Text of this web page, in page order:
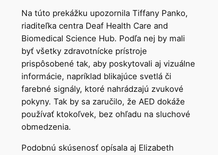
Na túto prekážku upozornila Tiffany Panko,
riaditeľka centra Deaf Health Care and
Biomedical Science Hub. Podľa nej by mali
byť všetky zdravotnícke prístroje
prispôsobené tak, aby poskytovali aj vizuálne
informácie, napríklad blikajúce svetlá či
farebné signály, ktoré nahrádzajú zvukové
pokyny. Tak by sa zaručilo, že AED dokáže
používať ktokoľvek, bez ohľadu na sluchové
obmedzenia.
Podobnú skúsenosť opísala aj Elizabeth